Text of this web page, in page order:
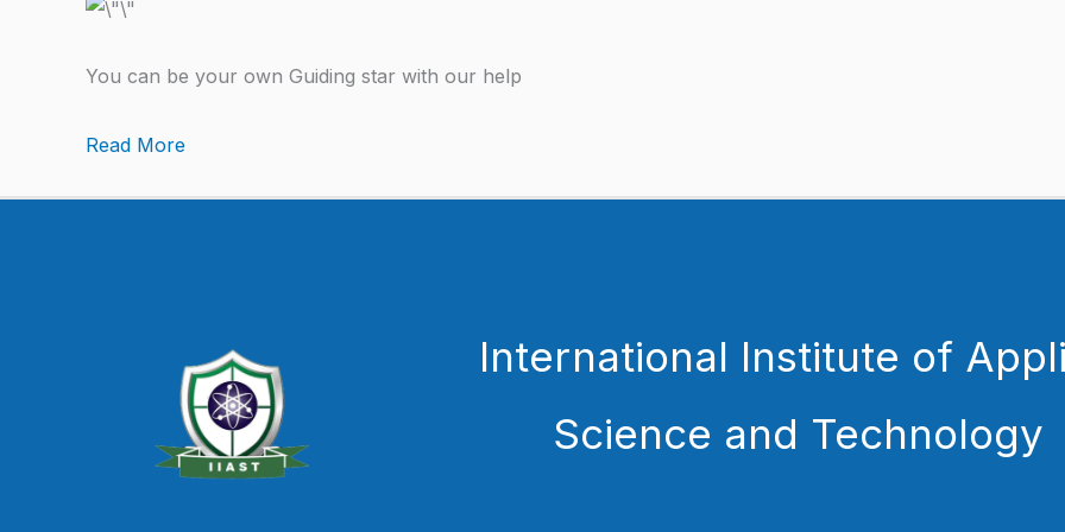
You can be your own Guiding star with our help
Read More
International Institute of
Science and Technology